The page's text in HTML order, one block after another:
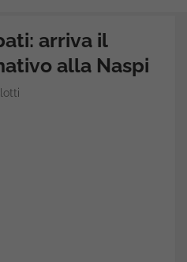
arriva il
alla Naspi